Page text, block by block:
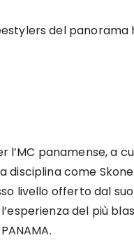
del panorama
l’MC panamense, a
disciplina come
livello offerto dal
del più